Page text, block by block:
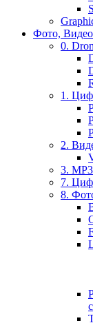
Фото, Видео
0.
1.
2.
3.
7.
8.